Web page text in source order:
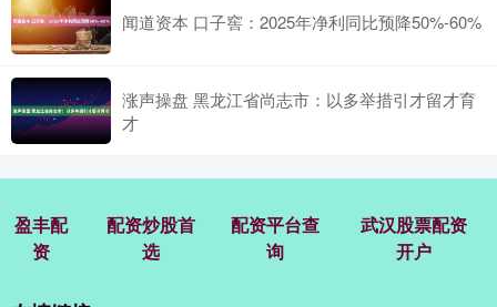
闻道资本 口子窖：2025年净利同比预降50%-60%
涨声操盘 黑龙江省尚志市：以多举措引才留才育
才
盈丰配
资
配资炒股首
选
配资平台查
询
武汉股票配资
开户